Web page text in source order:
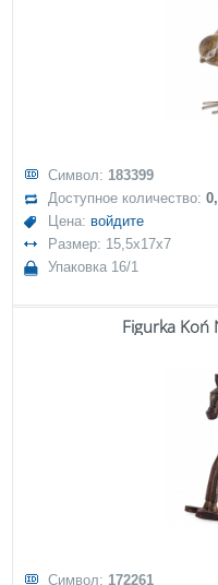
Символ: 183399
Доступное количество:0,
Цена: войдите
Размер: 15,5x17x7
Упаковка 16/1
Figurka Koń
Символ: 172261